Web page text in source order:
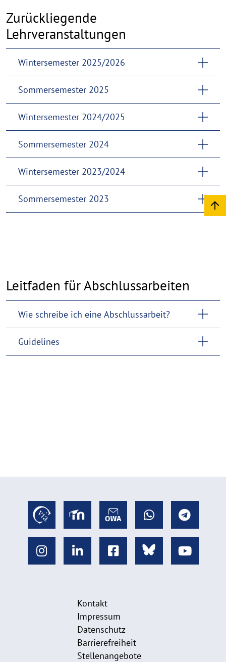
Zurückliegende
Lehrveranstaltungen
Wintersemester 2025/2026
Sommersemester 2025
Wintersemester 2024/2025
Sommersemester 2024
Wintersemester 2023/2024
Sommersemester 2023
Leitfaden für Abschlussarbeiten
Wie schreibe ich eine Abschlussarbeit?
Guidelines
Kontakt
Impressum
Datenschutz
Barrierefreiheit
Stellenangebote